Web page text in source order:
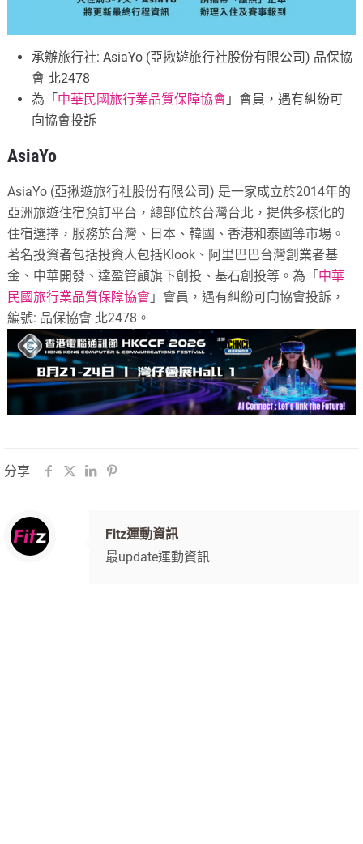
承辦旅行社: AsiaYo (亞揪遊旅行社股份有限公司) 品保協
會 北2478
為「 中華民國旅行業品質保障協會 」會員，遇有糾紛可
向協會投訴
AsiaYo
AsiaYo (亞揪遊旅行社股份有限公司) 是一家成立於2014年的
亞洲旅遊住宿預訂平台，總部位於台灣台北，提供多樣化的
住宿選擇，服務於台灣、日本、韓國、香港和泰國等市場。
著名投資者包括投資人包括Klook、阿里巴巴台灣創業者基
金、中華開發、達盈管顧旗下創投、基石創投等。為「 中華
民國旅行業品質保障協會 」會員，遇有糾紛可向協會投訴，
編號: 品保協會 北2478。
分享
Fitz運動資訊
最update運動資訊